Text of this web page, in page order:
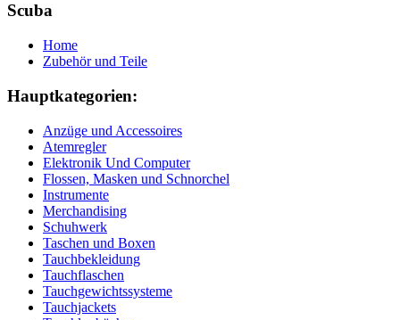
Scuba
Home
Zubehör und Teile
Hauptkategorien:
Anzüge und Accessoires
Atemregler
Elektronik Und Computer
Flossen, Masken und Schnorchel
Instrumente
Merchandising
Schuhwerk
Taschen und Boxen
Tauchbekleidung
Tauchflaschen
Tauchgewichtssysteme
Tauchjackets